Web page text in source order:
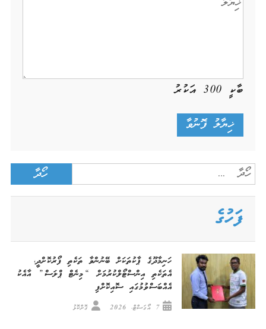
ބާކީ 300އަކުރު
Search
for:
ފަހުގެ
ހަނިމާދޫގެ ޕާކުތަކަށް ބޭނުންވާ ތަކެތި ފޯރުކޮށްދީ،
އެތަކެތި އިންސްޓޯލްކުރުމަށް “މިނެޓް ޕްލަސް” އާއެކު
އެއްބަސްވުމުގައި ސޮއިކޮށްފި
7 އޯގަސްޓް، 2026 ގޮށްކޮޅު